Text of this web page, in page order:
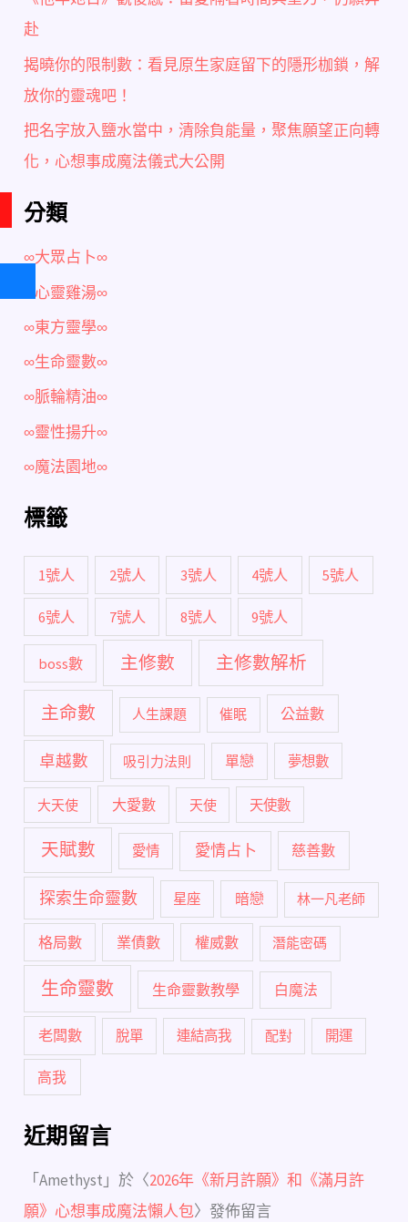
赴
揭曉你的限制數：看見原生家庭留下的隱形枷鎖，解
放你的靈魂吧！
把名字放入鹽水當中，清除負能量，聚焦願望正向轉
化，心想事成魔法儀式大公開
分類
∞大眾占卜∞
∞心靈雞湯∞
∞東方靈學∞
∞生命靈數∞
∞脈輪精油∞
∞靈性揚升∞
∞魔法園地∞
標籤
1號人 2號人 3號人 4號人 5號人
6號人 7號人 8號人 9號人
boss數 主修數 主修數解析
主命數 人生課題 催眠 公益數
卓越數 吸引力法則 單戀 夢想數
大天使 大愛數 天使 天使數
天賦數 愛情 愛情占卜 慈善數
探索生命靈數 星座 暗戀 林一凡老師
格局數 業債數 權威數 潛能密碼
生命靈數 生命靈數教學 白魔法
老闆數 脫單 連結高我 配對 開運
高我
近期留言
「Amethyst 」於〈2026年《新月許願》和《滿月許
願》心想事成魔法懶人包〉發佈留言